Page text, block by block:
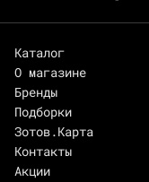
Каталог
О магазине
Бренды
Подборки
Зотов.Карта
Контакты
Акции